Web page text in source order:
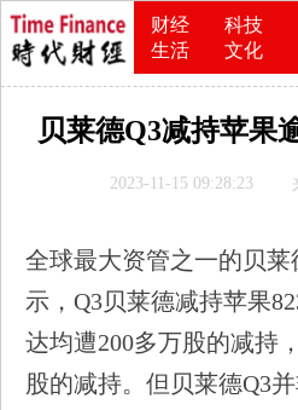
财经 科技
生活
文化
贝莱德Q3减持苹果
2023-11-15 09:28:23
全球最大资管之一的贝莱
示，Q3贝莱德减持苹果
达均遭200多万股的减持
股的减持。但贝莱德Q3